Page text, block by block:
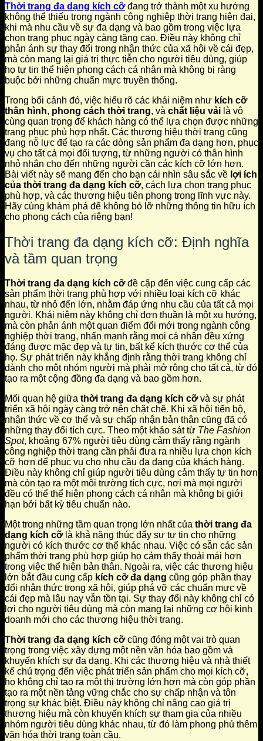
Thời trang đa dạng kích cỡđang trở thành một xu hướng
không thể thiếu trong ngành công nghiệp thời trang hiện đại,
khi mà nhu cầu về sự đa dạng và bao gồm trong việc lựa
chọn trang phục ngày càng tăng cao. Điều này không chỉ
phản ánh sự thay đổi trong nhận thức của xã hội về cái đẹp,
mà còn mang lại giá trị thực tiễn cho người tiêu dùng, giúp
họ tự tin thể hiện phong cách cá nhân mà không bị ràng
buộc bởi những chuẩn mực truyền thống.
Trong bối cảnh đó, việc hiểu rõ các khái niệm như kích cỡ
thân hình, phong cách thời trang, và chất liệu vải là vô
cùng quan trọng để khách hàng có thể lựa chọn được những
trang phục phù hợp nhất. Các thương hiệu thời trang cũng
đang nỗ lực để tạo ra các dòng sản phẩm đa dạng hơn, phục
vụ cho tất cả mọi đối tượng, từ những người có thân hình
nhỏ nhắn cho đến những người cần các kích cỡ lớn hơn.
Bài viết này sẽ mang đến cho bạn cái nhìn sâu sắc về lợi ích
của thời trang đa dạng kích cỡ, cách lựa chọn trang phục
phù hợp, và các thương hiệu tiên phong trong lĩnh vực này.
Hãy cùng khám phá để không bỏ lỡ những thông tin hữu ích
cho phong cách của riêng bạn!
Thời trang đa dạng kích cỡ: Định nghĩa
và tầm quan trọng
Thời trang đa dạng kích cỡđề cập đến việc cung cấp các
sản phẩm thời trang phù hợp với nhiều loại kích cỡ khác
nhau, từ nhỏ đến lớn, nhằm đáp ứng nhu cầu của tất cả mọi
người. Khái niệm này không chỉ đơn thuần là một xu hướng,
mà còn phản ánh một quan điểm đổi mới trong ngành công
nghiệp thời trang, nhấn mạnh rằng mọi cá nhân đều xứng
đáng được mặc đẹp và tự tin, bất kể kích thước cơ thể của
họ. Sự phát triển này khẳng định rằng thời trang không chỉ
dành cho một nhóm người mà phải mở rộng cho tất cả, từ đó
tạo ra một cộng đồng đa dạng và bao gồm hơn.
Mối quan hệ giữa thời trang đa dạng kích cỡvà sự phát
triển xã hội ngày càng trở nên chặt chẽ. Khi xã hội tiến bộ,
nhận thức về cơ thể và sự chấp nhận bản thân cũng đã có
những thay đổi tích cực. Theo một khảo sát từ The Fashion
Spot, khoảng 67% người tiêu dùng cảm thấy rằng ngành
công nghiệp thời trang cần phải đưa ra nhiều lựa chọn kích
cỡ hơn để phục vụ cho nhu cầu đa dạng của khách hàng.
Điều này không chỉ giúp người tiêu dùng cảm thấy tự tin hơn
mà còn tạo ra một môi trường tích cực, nơi mà mọi người
đều có thể thể hiện phong cách cá nhân mà không bị giới
hạn bởi bất kỳ tiêu chuẩn nào.
Một trong những tầm quan trọng lớn nhất của thời trang đa
dạng kích cỡlà khả năng thúc đẩy sự tự tin cho những
người có kích thước cơ thể khác nhau. Việc có sẵn các sản
phẩm thời trang phù hợp giúp họ cảm thấy thoải mái hơn
trong việc thể hiện bản thân. Ngoài ra, việc các thương hiệu
lớn bắt đầu cung cấp kích cỡ đa dạng cũng góp phần thay
đổi nhận thức trong xã hội, giúp phá vỡ các chuẩn mực về
cái đẹp mà lâu nay vẫn tồn tại. Sự thay đổi này không chỉ có
lợi cho người tiêu dùng mà còn mang lại những cơ hội kinh
doanh mới cho các thương hiệu thời trang.
Thời trang đa dạng kích cỡcũng đóng một vai trò quan
trọng trong việc xây dựng một nền văn hóa bao gồm và
khuyến khích sự đa dạng. Khi các thương hiệu và nhà thiết
kế chú trọng đến việc phát triển sản phẩm cho mọi kích cỡ,
họ không chỉ tạo ra một thị trường lớn hơn mà còn góp phần
tạo ra một nền tảng vững chắc cho sự chấp nhận và tôn
trọng sự khác biệt. Điều này không chỉ nâng cao giá trị
thương hiệu mà còn khuyến khích sự tham gia của nhiều
nhóm người tiêu dùng khác nhau, từ đó làm phong phú thêm
văn hóa thời trang toàn cầu.